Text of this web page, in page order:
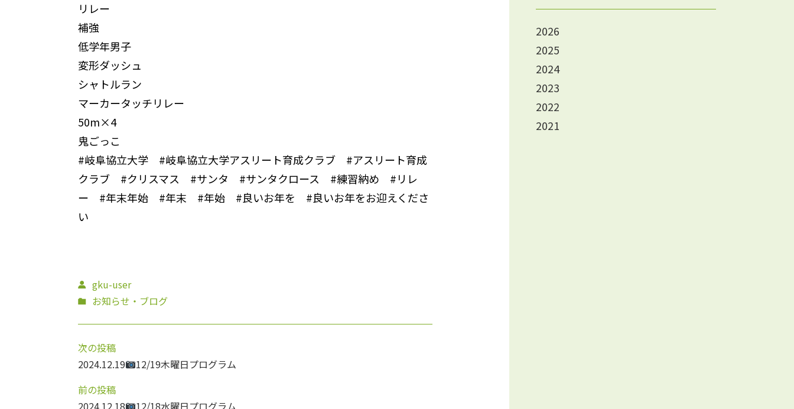
リレー
補強
低学年男子
変形ダッシュ
シャトルラン
マーカータッチリレー
50m×4
鬼ごっこ
#岐阜協立大学 #岐阜協立大学アスリート育成クラブ #アスリート育成
クラブ #クリスマス #サンタ #サンタクロース #練習納め #リレ
ー #年末年始 #年末 #年始 #良いお年を #良いお年をお迎えくださ
い
gku-user
お知らせ・ブログ
次の投稿
2024.12.19
12/19木曜日プログラム
前の投稿
2024.12.18
12/18水曜日プログラム
2026
2025
2024
2023
2022
2021